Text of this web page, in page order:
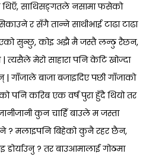
थिएँ, साथिसङ्गतले नसामा फसेको
र सँगै तान्ने साथीभाई टाढा टाढा
सुन्छु, कोइ अझै मै जस्तै लन्ठु रैछन,
त्यसैले मेरो साहारा पनि केटि खोज्दा
गाँजाले बाजा बजाइदिए पछी गाँजाको
पनि करिब एक वर्ष पुरा हुँदै थियो तर
कुन चाहिँ बाउले म जस्ता
? मलाइपनि बिहेको कुनै रहर छैन,
? तर बाउआमालाई गोठमा